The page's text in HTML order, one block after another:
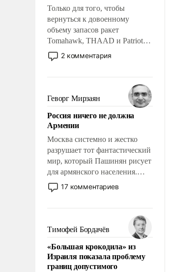
Только для того, чтобы
вернуться к довоенному
объему запасов ракет
Tomahawk, THAAD и Patriot
США потребуется более трех
лет. Даже небольшая война с
Сложившаяся ситуация
означает многолетний период
уязвимости США, например,
перед Китаем.
2 комментария
Геворг Мирзаян
Россия ничего не должна
Армении
Москва системно и жестко
разрушает тот фантастический
мир, который Пашинян рисует
для армянского населения.
Мир, где политические
прожекты будут безусловно
налогоплательщиков и где
Еревану за свои поступки не
нужно отвечать.
17 комментариев
Тимофей Бордачёв
«Большая крокодила» из
Израиля показала проблему
границ допустимого